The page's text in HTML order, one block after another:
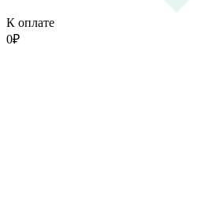
К оплате
0₽